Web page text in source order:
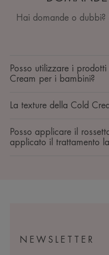
Hai domande o
Posso utilizzare i
Cream per i bambini?
La texture della Cold
Posso applicare il
applicato il trattamento
NEWSLETTER